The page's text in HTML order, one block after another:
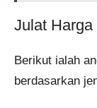
Julat
Berikut ialah
berdasarkan